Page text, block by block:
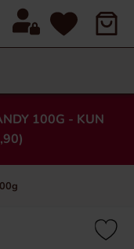
100G - KUN
×